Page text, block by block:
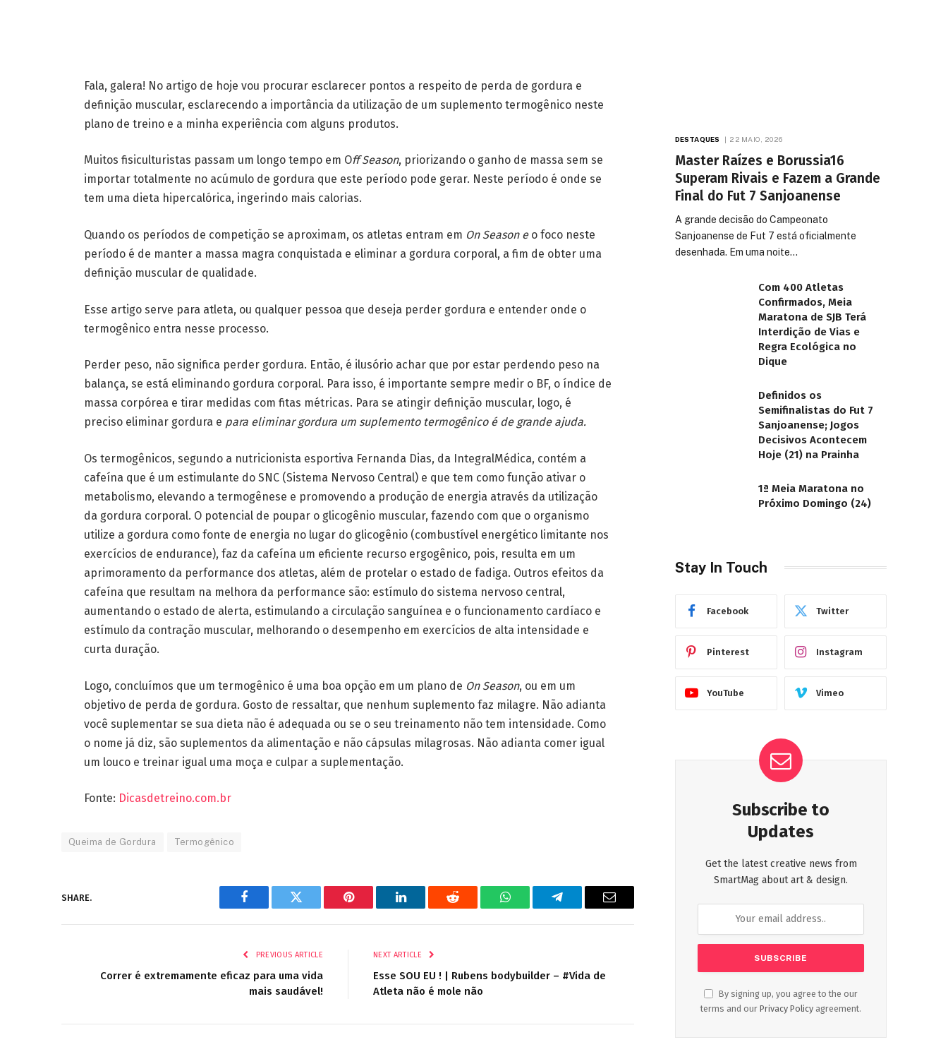
Fala, galera! No artigo de hoje vou procurar esclarecer pontos a respeito de perda de gordura e
definição muscular, esclarecendo a importância da utilização de um suplemento termogênico neste
plano de treino e a minha experiência com alguns produtos.
Muitos fisiculturistas passam um longo tempo em Off Season, priorizando o ganho de massa sem se
importar totalmente no acúmulo de gordura que este período pode gerar. Neste período é onde se
tem uma dieta hipercalórica, ingerindo mais calorias.
Quando os períodos de competição se aproximam, os atletas entram em On Season eo foco neste
período é de manter a massa magra conquistada e eliminar a gordura corporal, a fim de obter uma
definição muscular de qualidade.
Esse artigo serve para atleta, ou qualquer pessoa que deseja perder gordura e entender onde o
termogênico entra nesse processo.
Perder peso, não significa perder gordura. Então, é ilusório achar que por estar perdendo peso na
balança, se está eliminando gordura corporal. Para isso, é importante sempre medir o BF, o índice de
massa corpórea e tirar medidas com fitas métricas. Para se atingir definição muscular, logo, é
preciso eliminar gordura e para eliminar gordura um suplemento termogênico é de grande ajuda.
Os termogênicos, segundo a nutricionista esportiva Fernanda Dias, da IntegralMédica, contém a
cafeína que é um estimulante do SNC (Sistema Nervoso Central) e que tem como função ativar o
metabolismo, elevando a termogênese e promovendo a produção de energia através da utilização
da gordura corporal. O potencial de poupar o glicogênio muscular, fazendo com que o organismo
utilize a gordura como fonte de energia no lugar do glicogênio (combustível energético limitante nos
exercícios de endurance), faz da cafeína um eficiente recurso ergogênico, pois, resulta em um
aprimoramento da performance dos atletas, além de protelar o estado de fadiga. Outros efeitos da
cafeína que resultam na melhora da performance são: estímulo do sistema nervoso central,
aumentando o estado de alerta, estimulando a circulação sanguínea e o funcionamento cardíaco e
estímulo da contração muscular, melhorando o desempenho em exercícios de alta intensidade e
curta duração.
Logo, concluímos que um termogênico é uma boa opção em um plano de On Season, ou em um
objetivo de perda de gordura. Gosto de ressaltar, que nenhum suplemento faz milagre. Não adianta
você suplementar se sua dieta não é adequada ou se o seu treinamento não tem intensidade. Como
o nome já diz, são suplementos da alimentação e não cápsulas milagrosas. Não adianta comer igual
um louco e treinar igual uma moça e culpar a suplementação.
Fonte: Dicasdetreino.com.br
Queima de Gordura Termogênico
SHARE.
Facebook Twitter Pinterest LinkedIn Reddit WhatsAppTelegram Email
PREVIOUS ARTICLE
Correr é extremamente eficaz para uma vida
mais saudável!
NEXT ARTICLE
Esse SOU EU ! | Rubens bodybuilder – #Vida de
Atleta não é mole não
DESTAQUES 22 MAIO, 2026
Master Raízes e Borussia16
Superam Rivais e Fazem a Grande
Final do Fut 7 Sanjoanense
A grande decisão do Campeonato
Sanjoanense de Fut 7 está oficialmente
desenhada. Em uma noite…
Com 400 Atletas
Confirmados, Meia
Maratona de SJB Terá
Interdição de Vias e
Regra Ecológica no
Dique
Definidos os
Semifinalistas do Fut 7
Sanjoanense; Jogos
Decisivos Acontecem
Hoje (21) na Prainha
1ª Meia Maratona no
Próximo Domingo (24)
Stay In Touch
Facebook Twitter
Pinterest Instagram
YouTube Vimeo
Subscribe to
Updates
Get the latest creative news from
SmartMag about art & design.
By signing up, you agree to the our
terms and our Privacy Policy agreement.